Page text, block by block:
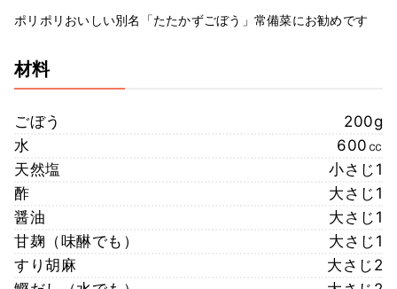
ポリポリおいしい別名「たたかずごぼう」常備菜にお勧めです
材料
ごぼう
200g
水
600㏄
天然塩
小さじ1
酢
大さじ1
醤油
大さじ1
甘麹（味醂でも）
大さじ1
すり胡麻
大さじ2